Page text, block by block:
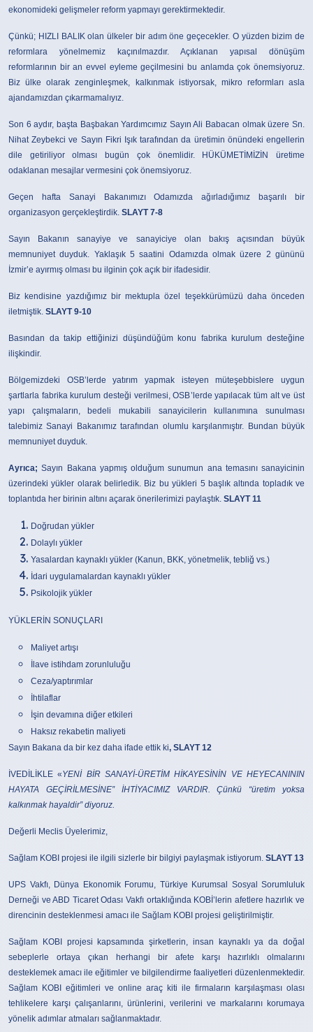
ekonomideki gelişmeler reform yapmayı gerektirmektedir.
Çünkü; HIZLI BALIK olan ülkeler bir adım öne geçecekler. O yüzden bizim de
reformlara yönelmemiz kaçınılmazdır. Açıklanan yapısal dönüşüm
reformlarının bir an evvel eyleme geçilmesini bu anlamda çok önemsiyoruz.
Biz ülke olarak zenginleşmek, kalkınmak istiyorsak, mikro reformları asla
ajandamızdan çıkarmamalıyız.
Son 6 aydır, başta Başbakan Yardımcımız Sayın Ali Babacan olmak üzere Sn.
Nihat Zeybekci ve Sayın Fikri Işık tarafından da üretimin önündeki engellerin
dile getiriliyor olması bugün çok önemlidir. HÜKÜMETİMİZİN üretime
odaklanan mesajlar vermesini çok önemsiyoruz.
Geçen hafta Sanayi Bakanımızı Odamızda ağırladığımız başarılı bir
organizasyon gerçekleştirdik. SLAYT 7-8
Sayın Bakanın sanayiye ve sanayiciye olan bakış açısından büyük
memnuniyet duyduk. Yaklaşık 5 saatini Odamızda olmak üzere 2 gününü
İzmir’e ayırmış olması bu ilginin çok açık bir ifadesidir.
Biz kendisine yazdığımız bir mektupla özel teşekkürümüzü daha önceden
iletmiştik. SLAYT 9-10
Basından da takip ettiğinizi düşündüğüm konu fabrika kurulum desteğine
ilişkindir.
Bölgemizdeki OSB’lerde yatırım yapmak isteyen müteşebbislere uygun
şartlarla fabrika kurulum desteği verilmesi, OSB’lerde yapılacak tüm alt ve üst
yapı çalışmaların, bedeli mukabili sanayicilerin kullanımına sunulması
talebimiz Sanayi Bakanımız tarafından olumlu karşılanmıştır. Bundan büyük
memnuniyet duyduk.
Ayrıca;Sayın Bakana yapmış olduğum sunumun ana temasını sanayicinin
üzerindeki yükler olarak belirledik. Biz bu yükleri 5 başlık altında topladık ve
toplantıda her birinin altını açarak önerilerimizi paylaştık. SLAYT 11
Doğrudan yükler
Dolaylı yükler
Yasalardan kaynaklı yükler (Kanun, BKK, yönetmelik, tebliğ vs.)
İdari uygulamalardan kaynaklı yükler
Psikolojik yükler
YÜKLERİN SONUÇLARI
Maliyet artışı
İlave istihdam zorunluluğu
Ceza/yaptırımlar
İhtilaflar
İşin devamına diğer etkileri
Haksız rekabetin maliyeti
Sayın Bakana da bir kez daha ifade ettik ki, SLAYT 12
İVEDİLİKLE «YENİ BİR SANAYİ-ÜRETİM HİKAYESİNİN VE HEYECANININ
HAYATA GEÇİRİLMESİNE” İHTİYACIMIZ VARDIR. Çünkü “üretim yoksa
kalkınmak hayaldir” diyoruz.
Değerli Meclis Üyelerimiz,
Sağlam KOBI projesi ile ilgili sizlerle bir bilgiyi paylaşmak istiyorum. SLAYT 13
UPS Vakfı, Dünya Ekonomik Forumu, Türkiye Kurumsal Sosyal Sorumluluk
Derneği ve ABD Ticaret Odası Vakfı ortaklığında KOBİ’lerin afetlere hazırlık ve
direncinin desteklenmesi amacı ile Sağlam KOBI projesi geliştirilmiştir.
Sağlam KOBI projesi kapsamında şirketlerin, insan kaynaklı ya da doğal
sebeplerle ortaya çıkan herhangi bir afete karşı hazırlıklı olmalarını
desteklemek amacı ile eğitimler ve bilgilendirme faaliyetleri düzenlenmektedir.
Sağlam KOBI eğitimleri ve online araç kiti ile firmaların karşılaşması olası
tehlikelere karşı çalışanlarını, ürünlerini, verilerini ve markalarını korumaya
yönelik adımlar atmaları sağlanmaktadır.